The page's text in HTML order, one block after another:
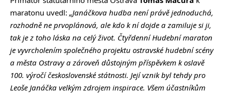
maratonu uvedl: „Janáčkova hudba není právě jednoduchá,
rozhodně ne prvoplánová, ale kdo k ní dojde a zamiluje si ji,
tak je z toho láska na celý život. Čtyřdenní Hudební maraton
je vyvrcholením společného projektu ostravské hudební scény
a města Ostravy a zároveň důstojným příspěvkem k oslavě
100. výročí československé státnosti. Její vznik byl tehdy pro
Leoše Janáčka velkým zdrojem inspirace. Všem účastníkům